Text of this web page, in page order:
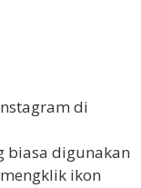
di
biasa digunakan
ikon